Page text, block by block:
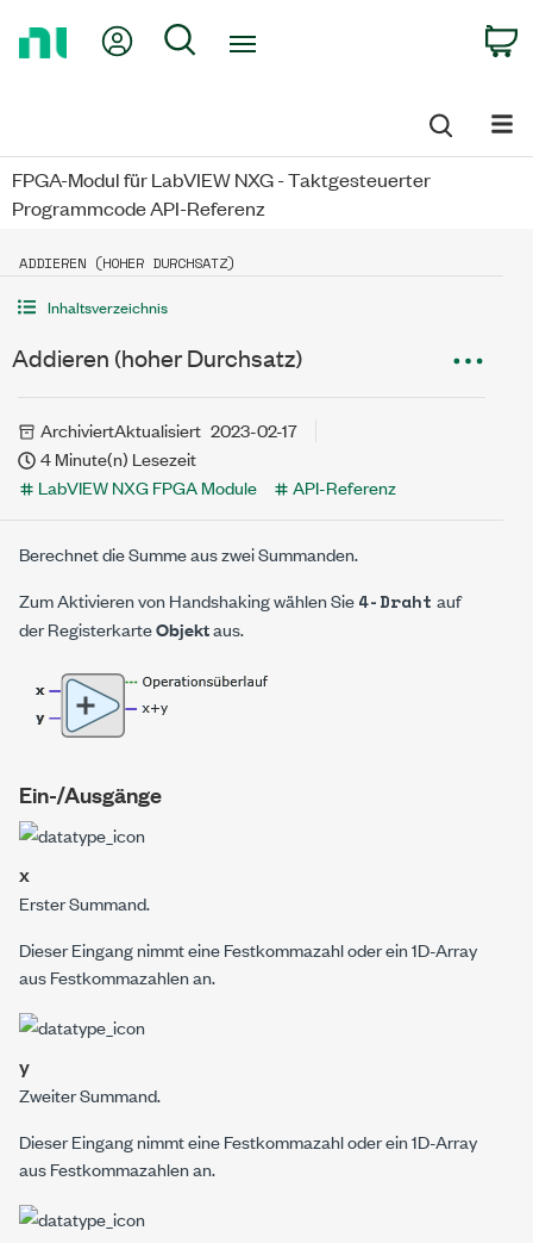
My Account
Search
FPGA-Modul für LabVIEW NXG - Taktgesteuerter
Programmcode API-Referenz
ADDIEREN (HOHER DURCHSATZ)
Inhaltsverzeichnis
Addieren (hoher Durchsatz)
ArchiviertAktualisiert 2023-02-17
4 Minute(n) Lesezeit
LabVIEW NXG FPGA Module
API-Referenz
Berechnet die Summe aus zwei Summanden.
Zum Aktivieren von Handshaking wählen Sie4-Draht auf
der RegisterkarteObjektaus.
Ein-/Ausgänge
x
Erster Summand.
Dieser Eingang nimmt eine Festkommazahl oder ein 1D-Array
aus Festkommazahlen an.
y
Zweiter Summand.
Dieser Eingang nimmt eine Festkommazahl oder ein 1D-Array
aus Festkommazahlen an.